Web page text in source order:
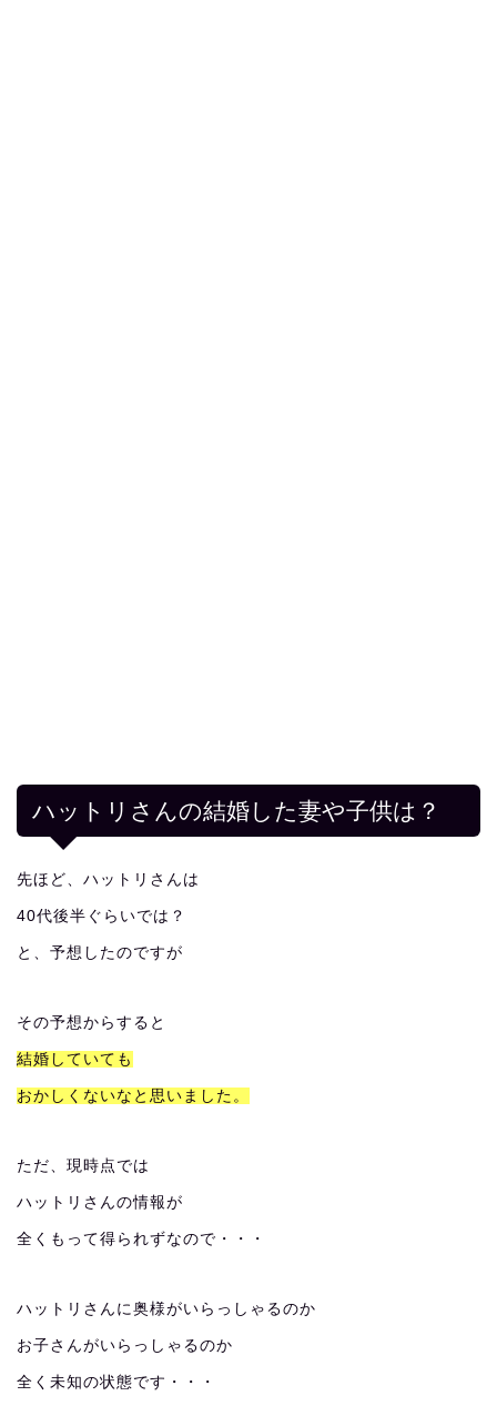
ハットリさんの結婚した妻や子供は？
先ほど、ハットリさんは
40代後半ぐらいでは？
と、予想したのですが
その予想からすると
結婚していても
おかしくないなと思いました。
ただ、現時点では
ハットリさんの情報が
全くもって得られずなので・・・
ハットリさんに奥様がいらっしゃるのか
お子さんがいらっしゃるのか
全く未知の状態です・・・